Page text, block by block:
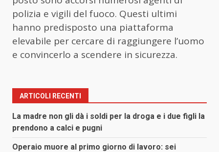
polizia e vigili del fuoco. Questi ultimi
hanno predisposto una piattaforma
elevabile per cercare di raggiungere l’uomo
e convincerlo a scendere in sicurezza.
ARTICOLI RECENTI
La madre non gli dà i soldi per la droga e i due figli la
prendono a calci e pugni
Operaio muore al primo giorno di lavoro: sei